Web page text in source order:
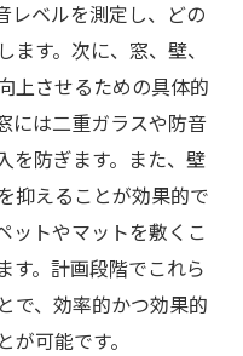
リラックス空間
で健康的な生活を
音リフォーム対策
重要性
せたリフォーム戦
レベルを測定し、どの
す。次に、窓、壁、
上させるための具体的
には二重ガラスや防音
を防ぎます。また、壁
抑えることが効果的で
ットやマットを敷くこ
す。計画段階でこれら
で、効率的かつ効果的
可能です。